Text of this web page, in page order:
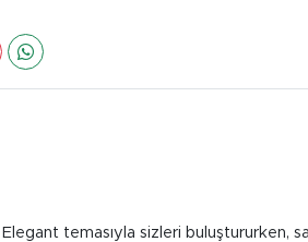
temasıyla sizleri buluştururken,